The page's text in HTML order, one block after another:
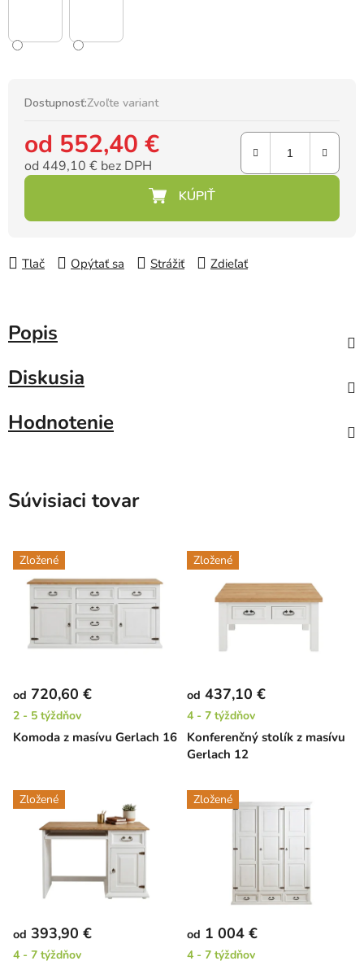
Dostupnosť:Zvoľte variant
od 552,40 €
od 449,10 € bez DPH
Tlač Opýtať sa Strážiť Zdieľať
Popis
Diskusia
Hodnotenie
Súvisiaci tovar
Zložené
Komoda z masívu Gerlach 16
od 720,60 €
2 - 5 týždňov
Zložené
Konferenčný stolík z masívu
Gerlach 12
od 437,10 €
4 - 7 týždňov
Zložené
od 393,90 €
4 - 7 týždňov
Zložené
od 1 004 €
4 - 7 týždňov